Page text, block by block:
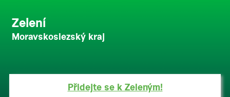
Zelení
Moravskoslezský kraj
Přidejte se k Zeleným!